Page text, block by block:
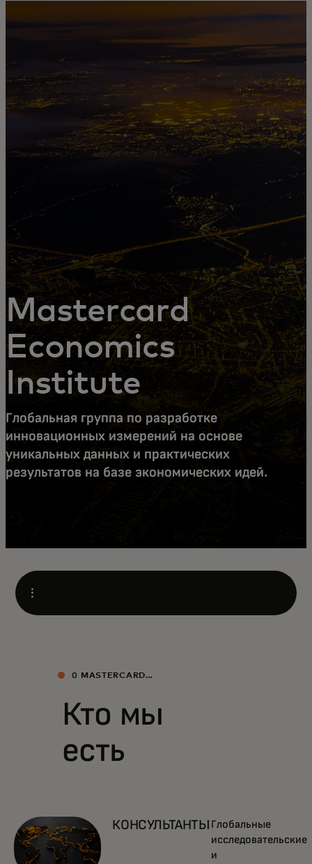
Для вас
Для бизнеса
Для всего мира
Для новаторов
Новости и тренды
Mastercard
Economics
Institute
Глобальная группа по разработке
инновационных измерений на основе
уникальных данных и практических
результатов на базе экономических идей.
Open
О MASTERCARD
Кто мы
есть
КОНСУЛЬТАНТЫ Глобальные
исследовательские
и